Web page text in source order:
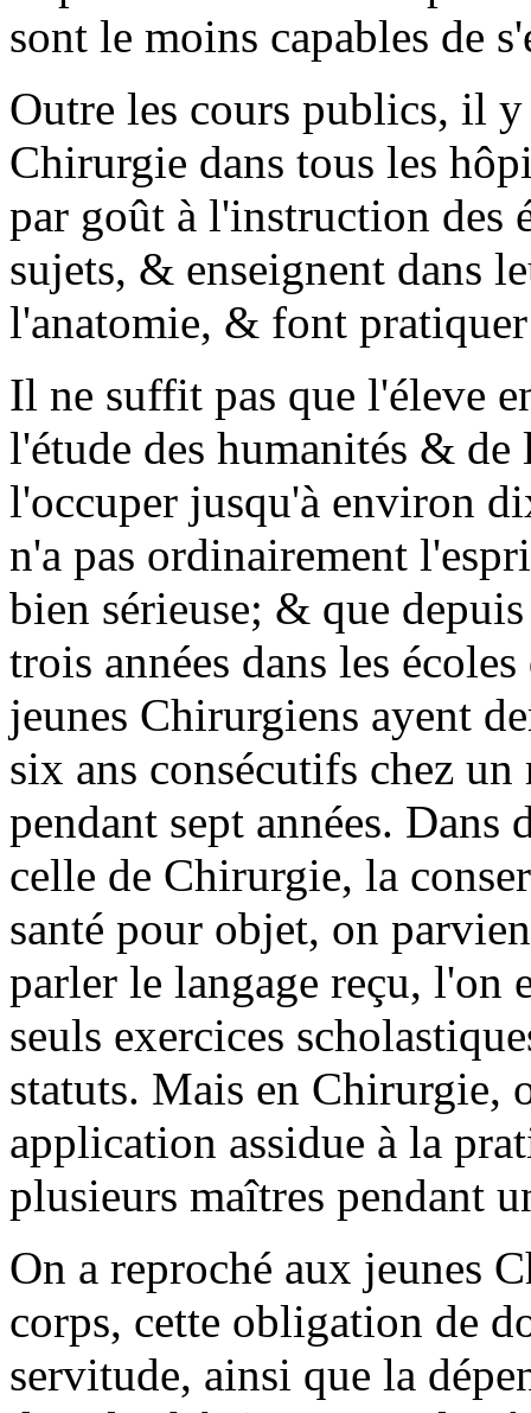
sont le moins capables de
Outre les cours publics, il
Chirurgie dans tous les
par goût à l'instruction des
sujets, & enseignent dans
l'anatomie, & font
Il ne suffit pas que l'éleve
l'étude des humanités &
l'occuper jusqu'à environ
n'a pas ordinairement
bien sérieuse; & que
trois années dans les
jeunes Chirurgiens ayent
six ans consécutifs chez
pendant sept années. Dans
celle de Chirurgie, la
santé pour objet, on
parler le langage reçu, l'on
seuls exercices
statuts. Mais en Chirurgie,
application assidue à la
plusieurs maîtres pendant
On a reproché aux jeunes
corps, cette obligation de
servitude, ainsi que la